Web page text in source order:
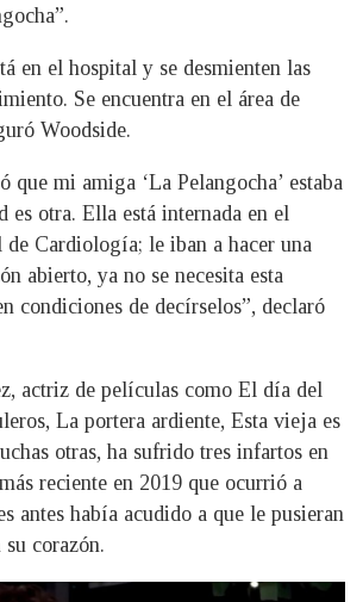
en el hospital y se desmienten las
Se encuentra en el área de
Woodside.
que mi amiga ‘La Pelangocha’ estaba
es otra. Ella está internada en el
Cardiología; le iban a hacer una
abierto, ya no se necesita esta
condiciones de decírselos”, declaró
actriz de películas como El día del
La portera ardiente, Esta vieja es
otras, ha sufrido tres infartos en
reciente en 2019 que ocurrió a
antes había acudido a que le pusieran
su corazón.